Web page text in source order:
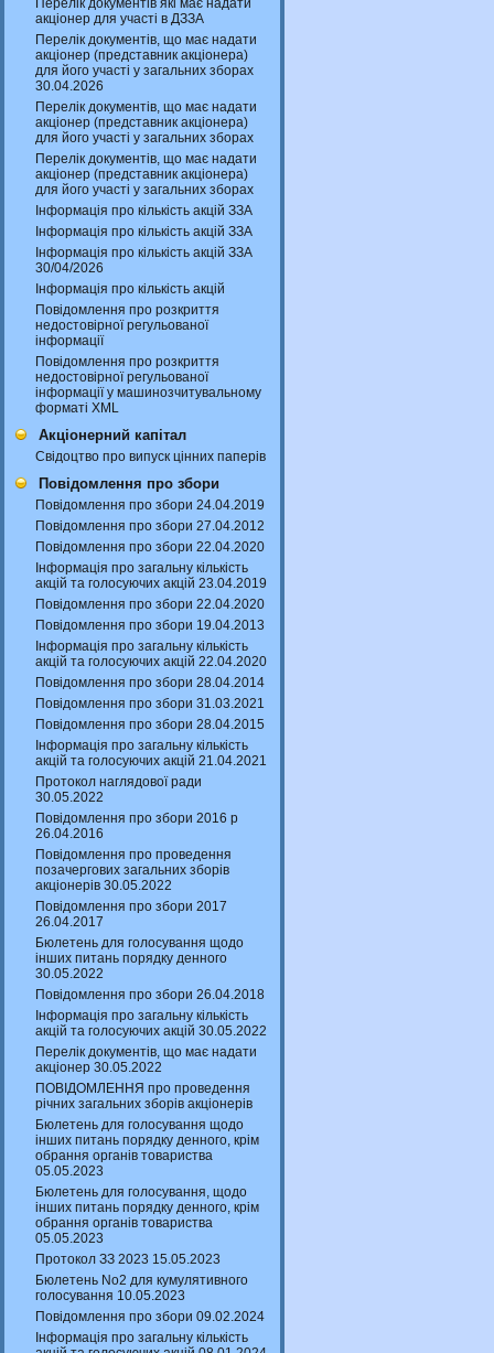
Перелік документів які має надати
акціонер для участі в ДЗЗА
Перелік документів, що має надати
акціонер (представник акціонера)
для його участі у загальних зборах
30.04.2026
Перелік документів, що має надати
акціонер (представник акціонера)
для його участі у загальних зборах
Перелік документів, що має надати
акціонер (представник акціонера)
для його участі у загальних зборах
Інформація про кількість акцій ЗЗА
Інформація про кількість акцій ЗЗА
Інформація про кількість акцій ЗЗА
30/04/2026
Інформація про кількість акцій
Повідомлення про розкриття
недостовірної регульованої
інформації
Повідомлення про розкриття
недостовірної регульованої
інформації у машинозчитувальному
форматі XML
Акціонерний капітал
Свідоцтво про випуск цінних паперів
Повідомлення про збори
Повідомлення про збори 24.04.2019
Повідомлення про збори 27.04.2012
Повідомлення про збори 22.04.2020
Інформація про загальну кількість
акцій та голосуючих акцій 23.04.2019
Повідомлення про збори 22.04.2020
Повідомлення про збори 19.04.2013
Інформація про загальну кількість
акцій та голосуючих акцій 22.04.2020
Повідомлення про збори 28.04.2014
Повідомлення про збори 31.03.2021
Повідомлення про збори 28.04.2015
Інформація про загальну кількість
акцій та голосуючих акцій 21.04.2021
Протокол наглядової ради
30.05.2022
Повідомлення про збори 2016 р
26.04.2016
Повідомлення про проведення
позачергових загальних зборів
акціонерів 30.05.2022
Повідомлення про збори 2017
26.04.2017
Бюлетень для голосування щодо
інших питань порядку денного
30.05.2022
Повідомлення про збори 26.04.2018
Інформація про загальну кількість
акцій та голосуючих акцій 30.05.2022
Перелік документів, що має надати
акціонер 30.05.2022
ПОВІДОМЛЕННЯ про проведення
річних загальних зборів акціонерів
Бюлетень для голосування щодо
інших питань порядку денного, крім
обрання органів товариства
05.05.2023
Бюлетень для голосування, щодо
інших питань порядку денного, крім
обрання органів товариства
05.05.2023
Протокол ЗЗ 2023 15.05.2023
Бюлетень No2 для кумулятивного
голосування 10.05.2023
Повідомлення про збори 09.02.2024
Інформація про загальну кількість